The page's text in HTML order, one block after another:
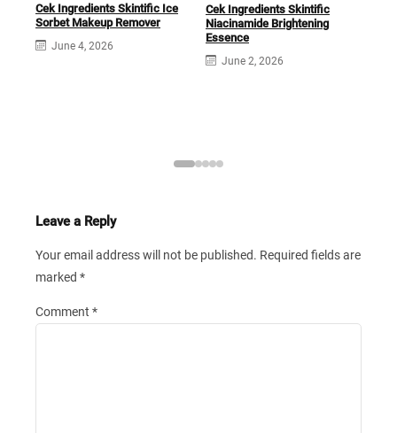
Cek Ingredients Skintific Ice
Sorbet Makeup Remover
June 4, 2026
Cek Ingredients Skintific
Niacinamide Brightening
Essence
June 2, 2026
Leave a Reply
Your email address will not be published. Required fields are
marked *
Comment *